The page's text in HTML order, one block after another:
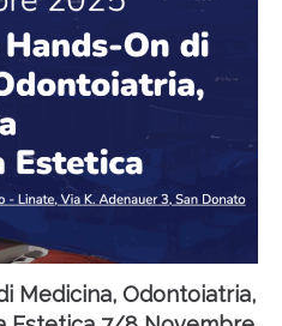
Medicina, Odontoiatria,